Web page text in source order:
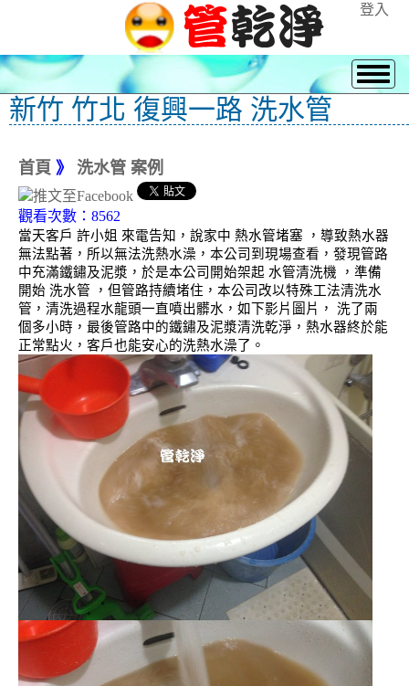
登入
新竹 竹北 復興一路 洗水管
首頁 》 洗水管 案例
觀看次數：8562
當天客戶 許小姐 來電告知，說家中 熱水管堵塞 ，導致熱水器
無法點著，所以無法洗熱水澡，本公司到現場查看，發現管路
中充滿鐵鏽及泥漿，於是本公司開始架起 水管清洗機 ，準備
開始 洗水管 ，但管路持續堵住，本公司改以特殊工法清洗水
管，清洗過程水龍頭一直噴出髒水，如下影片圖片， 洗了兩
個多小時，最後管路中的鐵鏽及泥漿清洗乾淨，熱水器終於能
正常點火，客戶也能安心的洗熱水澡了。